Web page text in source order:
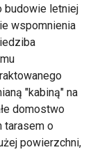
budowie letniej
wspomnienia
"kabiną" na
domostwo
tarasem o
powierzchni,